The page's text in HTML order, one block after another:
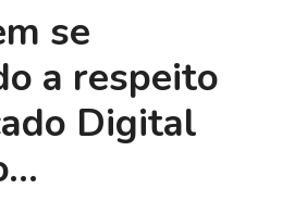
se
a respeito
Digital